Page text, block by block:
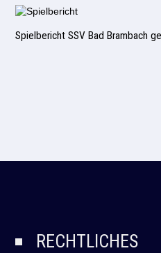
Spielbericht SSV Bad Brambach
RECHTLICHES